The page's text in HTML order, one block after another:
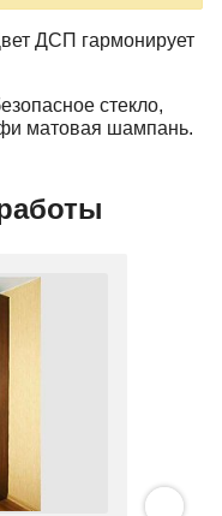
ДСП гармонирует
стекло,
матовая шампань.